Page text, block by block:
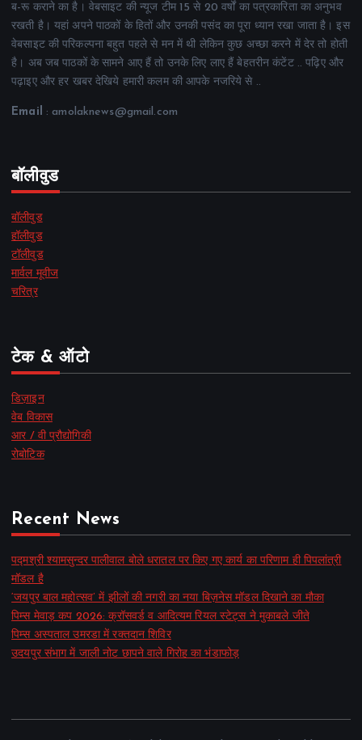
ब-रू कराने का है। वेबसाइट की न्यूज टीम 15 से 20 वर्षों का पत्रकारिता का अनुभव
रखती है। यहां अपने पाठकों के हितों और उनकी पसंद का पूरा ध्यान रखा जाता है। इस
वेबसाइट की परिकल्पना बहुत पहले से मन में थी लेकिन कुछ अच्छा करने में देर तो होती
है। अब जब पाठकों के सामने आए हैं तो उनके लिए लाए हैं बेहतरीन कंटेंट .. पढ़िए और
पढ़ाइए और हर खबर देखिये हमारी कलम की आपके नजरिये से ..
Email : amolaknews@gmail.com
बॉलीवुड
बॉलीवुड
हॉलीवुड
टॉलीवुड
मार्वल मूवीज
चरित्र
टेक & ऑटो
डिज़ाइन
वेब विकास
आर / वी प्रौद्योगिकी
रोबोटिक
Recent News
पद्मश्री श्यामसुन्दर पालीवाल बोले धरातल पर किए गए कार्य का परिणाम ही पिपलांत्री
मॉडल है
‘जयपुर बाल महोत्सव’ में झीलों की नगरी का नया बिज़नेस मॉडल दिखाने का मौका
पिम्स मेवाड़ कप 2026: क्रॉसवर्ड व आदित्यम रियल स्टेट्स ने मुकाबले जीते
पिम्स अस्पताल उमरडा में रक्तदान शिविर
उदयपुर संभाग में जाली नोट छापने वाले गिरोह का भंडाफोड़